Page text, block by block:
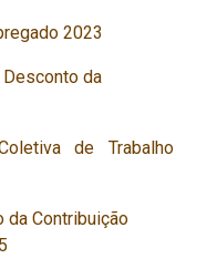
2023
da
de Trabalho
da Contribuição